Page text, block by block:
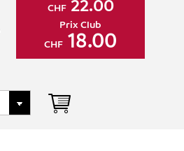
CHF22.00
Prix Club
CHF 18.00